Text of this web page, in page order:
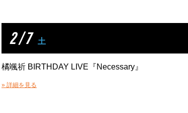
2 / 7 土
橘颯祈 BIRTHDAY LIVE『Necessary』
» 詳細を見る